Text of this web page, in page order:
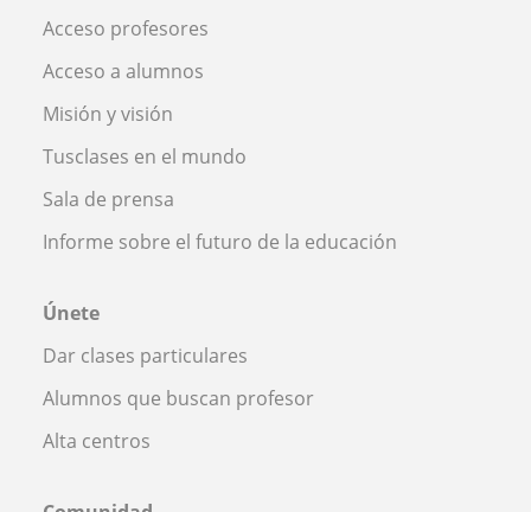
Acceso profesores
Acceso a alumnos
Misión y visión
Tusclases en el mundo
Sala de prensa
Informe sobre el futuro de la educación
Únete
Dar clases particulares
Alumnos que buscan profesor
Alta centros